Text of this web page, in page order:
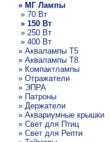
» МГ Лампы
» 70 Вт
» 150 Вт
» 250 Вт
» 400 Вт
» Аквалампы T5
» Аквалампы T8
» Компактлампы
» Отражатели
» ЭПРА
» Патроны
» Держатели
» Аквариумные крышки
» Свет для Птиц
» Свет для Репти